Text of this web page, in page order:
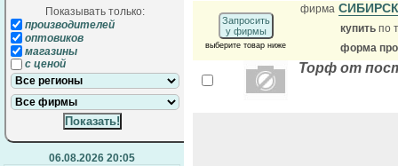
Показывать только:
производителей
оптовиков
магазины
с ценой
06.08.2026 20:05
Запросить
у фирмы
выберите товар ниже
фирма
купить по
форма
Торф от